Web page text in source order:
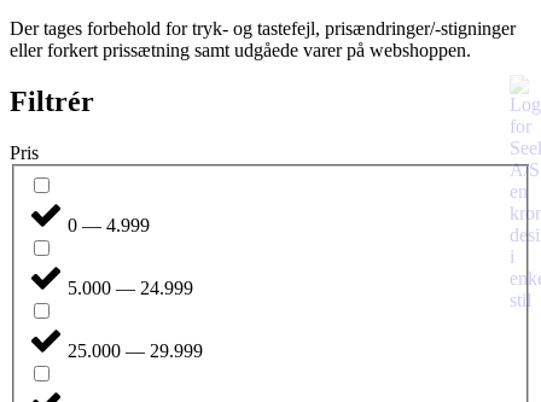
Der tages forbehold for tryk- og tastefejl, prisændringer/-stigninger
eller forkert prissætning samt udgåede varer på webshoppen.
Filtrér
Pris
0 — 4.999
5.000 — 24.999
25.000 — 29.999